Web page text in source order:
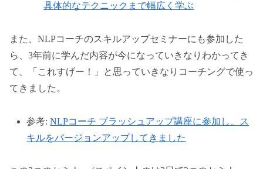
具体的なテクニックまで幅広く学ぶ
また、NLPコーチのスキルアップセミナーにも参加した
ら、3年前に学んだ内容が今になっていきなりわかってき
て、「これすげー！」と思っていきなりコーチングで使っ
てきました。
参考:NLPコーチ ブラッシュアップ講座に参加し、ス
キルをバージョンアップしてきました